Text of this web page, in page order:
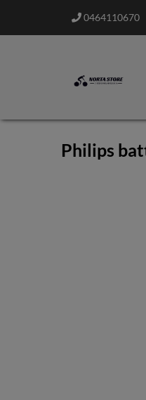
0464110670
Philips